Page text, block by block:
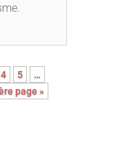
4 5
…
page »